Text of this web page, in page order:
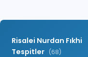
Risalei Nurdan Fıkhi
Tespitler (68)